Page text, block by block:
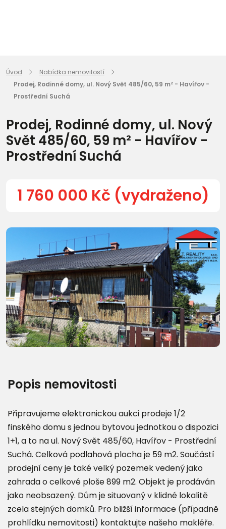
Úvod
Nabídka nemovitostí
Prodej, Rodinné domy, ul. Nový Svět 485/60, 59 m² - Havířov -
Prostřední Suchá
Prodej, Rodinné domy, ul. Nový
Svět 485/60, 59 m² - Havířov -
Prostřední Suchá
1 760 000 Kč (vydraženo)
Další fotografie (14)
Popis nemovitosti
Připravujeme elektronickou aukci prodeje 1/2
finského domu s jednou bytovou jednotkou o dispozici
1+1, a to na ul. Nový Svět 485/60, Havířov - Prostřední
Suchá. Celková podlahová plocha je 59 m2. Součástí
prodejní ceny je také velký pozemek vedený jako
zahrada o celkové ploše 899 m2. Objekt je prodáván
jako neobsazený. Dům je situovaný v klidné lokalitě
zcela stejných domků. Pro bližší informace (případně
prohlídku nemovitosti) kontaktujte našeho makléře.